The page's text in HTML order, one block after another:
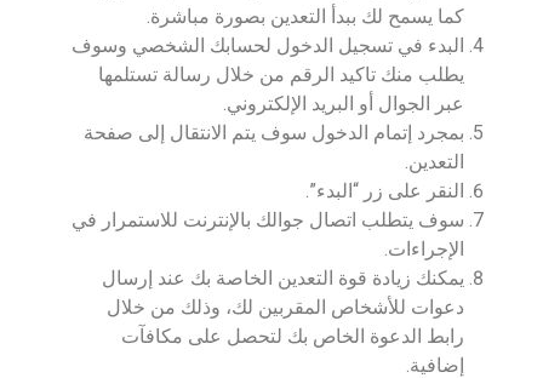
كما يسمح لك ببدأ التعدين بصورة مباشرة.
البدء في تسجيل الدخول لحسابك الشخصي وسوف
يطلب منك تاكيد الرقم من خلال رسالة تستلمها
عبر الجوال أو البريد الإلكتروني.
بمجرد إتمام الدخول سوف يتم الانتقال إلى صفحة
التعدين.
النقر على زر “البدء”.
سوف يتطلب اتصال جوالك بالإنترنت للاستمرار في
الإجراءات.
يمكنك زيادة قوة التعدين الخاصة بك عند إرسال
دعوات للأشخاص المقربين لك، وذلك من خلال
رابط الدعوة الخاص بك لتحصل على مكافآت
إضافية.